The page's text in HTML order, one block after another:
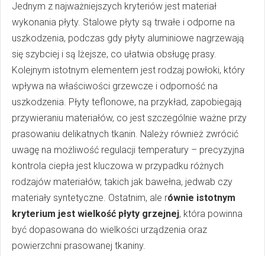
Jednym z najważniejszych kryteriów jest materiał
wykonania płyty. Stalowe płyty są trwałe i odporne na
uszkodzenia, podczas gdy płyty aluminiowe nagrzewają
się szybciej i są lżejsze, co ułatwia obsługę prasy.
Kolejnym istotnym elementem jest rodzaj powłoki, który
wpływa na właściwości grzewcze i odporność na
uszkodzenia. Płyty teflonowe, na przykład, zapobiegają
przywieraniu materiałów, co jest szczególnie ważne przy
prasowaniu delikatnych tkanin. Należy również zwrócić
uwagę na możliwość regulacji temperatury – precyzyjna
kontrola ciepła jest kluczowa w przypadku różnych
rodzajów materiałów, takich jak bawełna, jedwab czy
materiały syntetyczne. Ostatnim, ale równie istotnym
kryterium jest wielkość płyty grzejnej, która powinna
być dopasowana do wielkości urządzenia oraz
powierzchni prasowanej tkaniny.